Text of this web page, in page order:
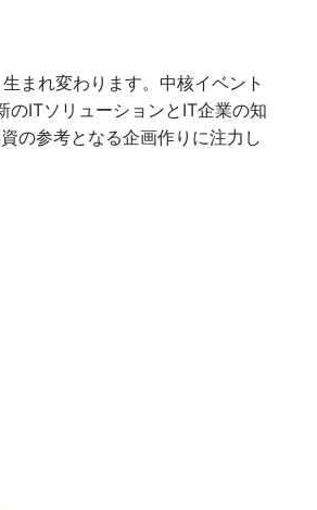
まれ変わります。中核イベント
ITソリューションとIT企業の知
の参考となる企画作りに注力し